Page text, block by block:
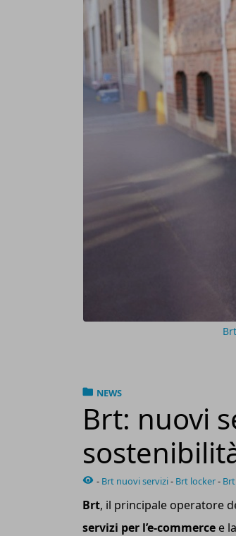
NEWS
Brt: nuovi
- Brt nuovi servizi- Brt locker-
Brt, il principale operatore
servizi per l’e-commerce e